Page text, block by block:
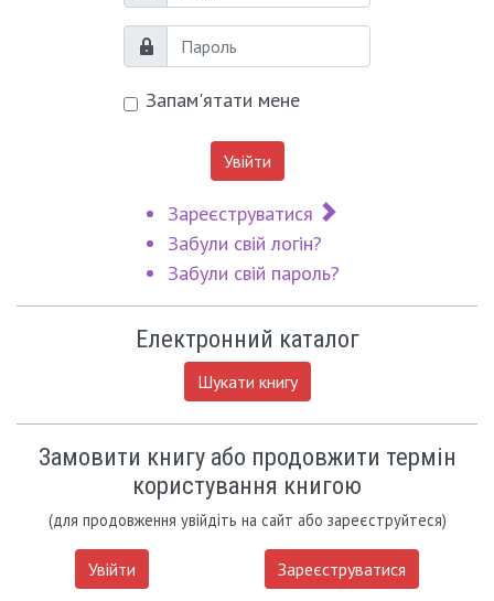
Пароль
Запам'ятати мене
Увійти
Зареєструватися
Забули свій логін?
Забули свій пароль?
Електронний каталог
Шукати книгу
Замовити книгу або продовжити термін
користування книгою
(для продовження увійдіть на сайт або зареєструйтеся)
Увійти Зареєструватися